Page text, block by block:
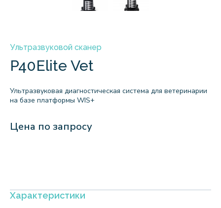
Ультразвуковой сканер
P40Elite Vet
Ультразвуковая диагностическая система для ветеринарии
на базе платформы WIS+
Цена по запросу
Характеристики